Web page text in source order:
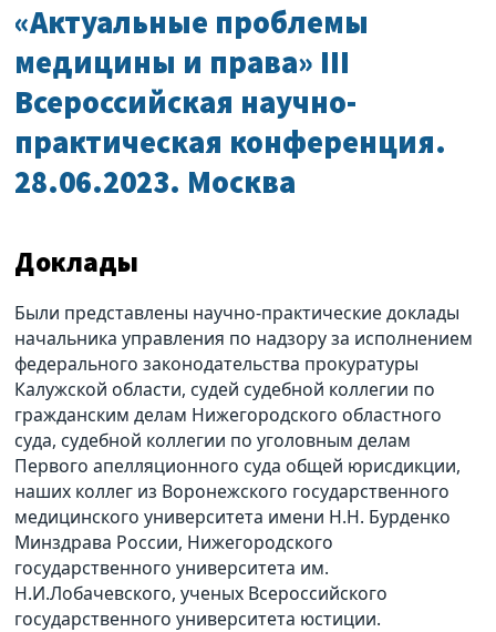
«Актуальные проблемы
медицины и права» III
Всероссийская научно-
практическая конференция.
28.06.2023. Москва
Доклады
Были представлены научно-практические доклады
начальника управления по надзору за исполнением
федерального законодательства прокуратуры
Калужской области, судей судебной коллегии по
гражданским делам Нижегородского областного
суда, судебной коллегии по уголовным делам
Первого апелляционного суда общей юрисдикции,
наших коллег из Воронежского государственного
медицинского университета имени Н.Н. Бурденко
Минздрава России, Нижегородского
государственного университета им.
Н.И.Лобачевского, ученых Всероссийского
государственного университета юстиции.